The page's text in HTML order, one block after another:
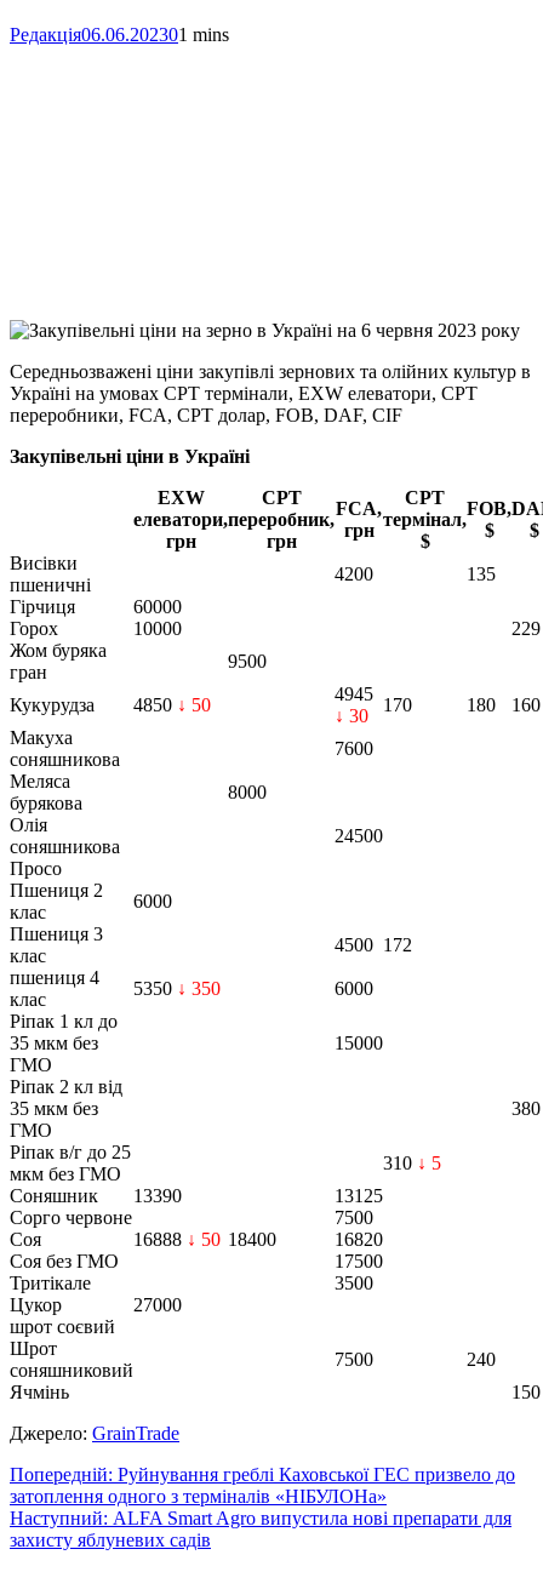
Редакція06.06.202301 mins
Link
Print
Середньозважені ціни закупівлі зернових та олійних культур в
Україні на умовах CPT термінали, EXW елеватори, CPT
переробники, FCA, CPT долар, FOB, DAF, CIF
Закупівельні ціни в Україні
EXW
елеватори,
грн
CPT
переробник,
грн
FCA,
грн
CPT
термінал,
$
FOB,
$
$
Висівки
пшеничні
4200
135
Гірчиця
60000
Горох
10000
229
Жом буряка
гран
9500
Кукурудза 4850 ↓ 50
4945
↓ 30
170 180
160
Макуха
соняшникова
7600
Меляса
бурякова
8000
Олія
соняшникова
24500
Просо
Пшениця 2
клас
6000
Пшениця 3
клас
4500 172
пшениця 4
клас
5350 ↓ 350
6000
Ріпак 1 кл до
35 мкм без
ГМО
15000
Ріпак 2 кл від
35 мкм без
ГМО
380
Ріпак в/г до 25
мкм без ГМО
310 ↓ 5
Соняшник
13390
13125
Сорго червоне
7500
Соя
16888 ↓ 50 18400
16820
Соя без ГМО
17500
Тритікале
3500
Цукор
27000
шрот соєвий
Шрот
соняшниковий
7500
240
Ячмінь
150
Джерело: GrainTrade
Навігація
записів
Попередній: Руйнування греблі Каховської ГЕС призвело до
затоплення одного з терміналів «НІБУЛОНа»
Наступний: ALFA Smart Agro випустила нові препарати для
захисту яблуневих садів